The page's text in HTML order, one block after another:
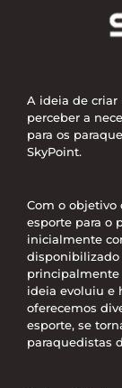
A ideia de
perceber a
para os
SkyPoint.
Com o objetivo
esporte para o
inicialmente
disponibilizado
principalmente
ideia evoluiu e
oferecemos
esporte, se
paraquedistas